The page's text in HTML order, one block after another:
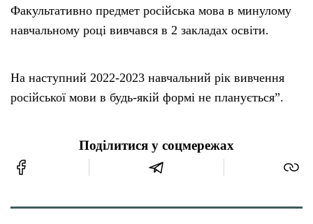
Факультативно предмет російська мова в минулому
навчальному році вивчався в 2 закладах освіти.
На наступний 2022-2023 навчальний рік вивчення
російської мови в будь-якій формі не планується”.
Поділитися у соцмережах